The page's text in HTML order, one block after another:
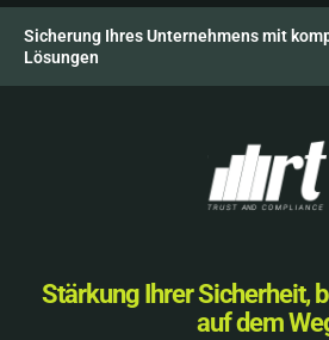
Sicherung Ihres Unternehmens mit
Lösungen
Stärkung Ihrer Sicherheit,
auf dem